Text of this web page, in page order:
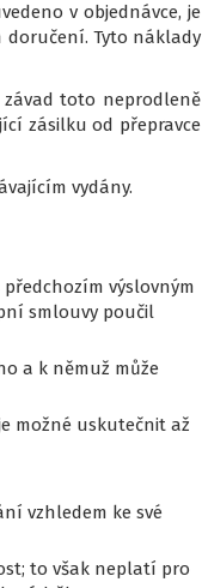
v objednávce, je
doručení. Tyto náklady
toto neprodleně
zásilku od přepravce
vydány.
výslovným
smlouvy poučil
a k němuž může
možné uskutečnit až
vzhledem ke své
to však neplatí pro